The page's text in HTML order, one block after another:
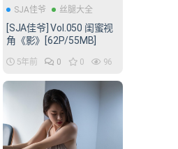
SJA佳爷 丝腿大全
[SJA佳爷] Vol.050 闺蜜视
角《影》[62P/55MB]
5年前 0 0 96